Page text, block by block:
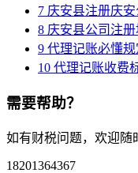
7 庆安县注册庆安
8 庆安县公司注册
9 代理记账必懂
10 代理记账收费
需要帮助？
如有财税问题，欢迎随
18201364367